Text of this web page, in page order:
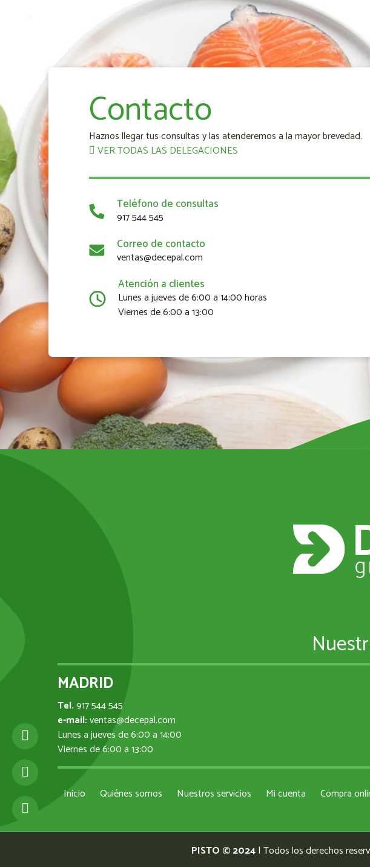
Contacto
Haznos llegar tus consultas y las atenderemos a la mayor brevedad.
VER TODAS LAS DELEGACIONES
Teléfono de consultas
917 544 545
Correo de contacto
ventas@decepal.com
Atención a clientes
Lunes a jueves de 6:00 a 14:00 horas
Viernes de 6:00 a 13:00
MADRID
Tel.917 544 545
e-mail:ventas@decepal.com
Lunes a jueves de 6:00 a 14:00
Viernes de 6:00 a 13:00
Inicio Quiénes somos Nuestros servicios Mi cuenta Compra
PISTO © 2024| Todos los derechos